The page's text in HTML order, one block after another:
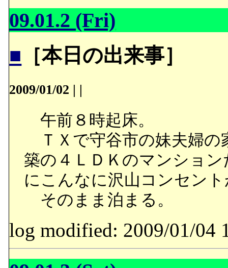
09.01.2 (Fri)
■ ［本日の出来事］
2009/01/02 | |
午前８時起床。
ＴＸで守谷市の妹夫婦の
築の４ＬＤＫのマンショ
にこんなに沢山コンセン
そのまま泊まる。
log modified: 2009/01/04